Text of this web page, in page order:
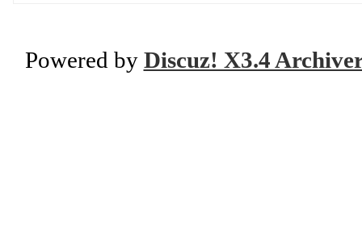
Powered by Discuz! X3.4